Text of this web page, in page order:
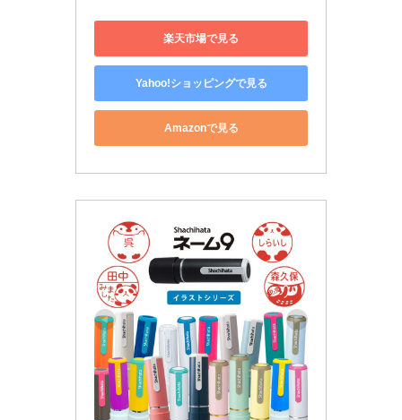
楽天市場で見る
Yahoo!ショッピングで見る
Amazonで見る